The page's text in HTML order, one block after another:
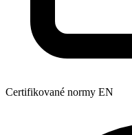
Certifikované normy EN